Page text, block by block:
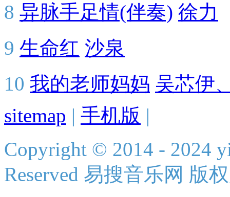
8 异脉手足情(伴奏) 徐力
9 生命红 沙泉
10 我的老师妈妈 吴芯伊
sitemap | 手机版 |
Copyright © 2014 - 2024
Reserved 易搜音乐网 版